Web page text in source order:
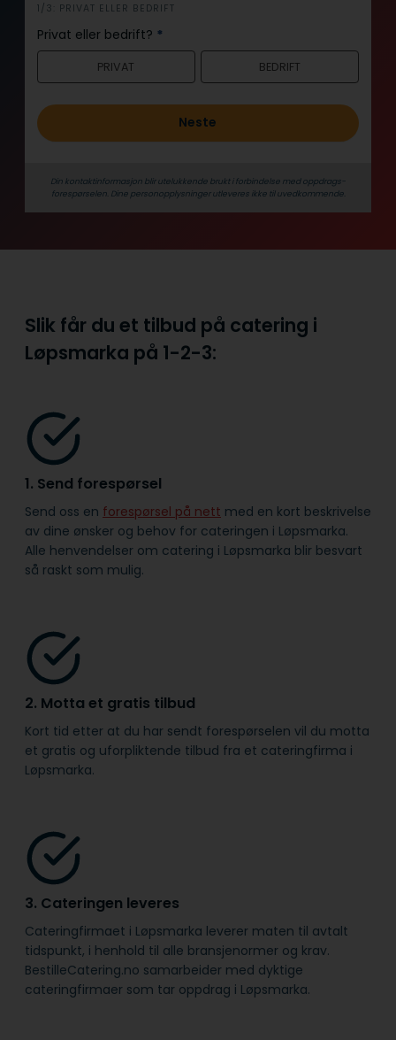
h
e
r
1/3: PRIVAT ELLER BEDRIFT
Privat eller bedrift? *
PRIVAT BEDRIFT
Neste
Din kontaktinformasjon blir utelukkende brukt i forbindelse med oppdrags­
forespørselen. Dine person­­opplysninger utleveres ikke til uvedkommende.
Slik får du et tilbud på catering i
Løpsmarka på 1-2-3:
1. Send forespørsel
Send oss en forespørsel på nett med en kort beskrivelse
av dine ønsker og behov for cateringen i Løpsmarka.
Alle henvendelser om catering i Løpsmarka blir besvart
så raskt som mulig.
2. Motta et gratis tilbud
Kort tid etter at du har sendt forespørselen vil du motta
et gratis og uforpliktende tilbud fra et cateringfirma i
Løpsmarka.
3. Cateringen leveres
Cateringfirmaet i Løpsmarka leverer maten til avtalt
tidspunkt, i henhold til alle bransje­normer og krav.
BestilleCatering.no samarbeider med dyktige
cateringfirmaer som tar oppdrag i Løpsmarka.